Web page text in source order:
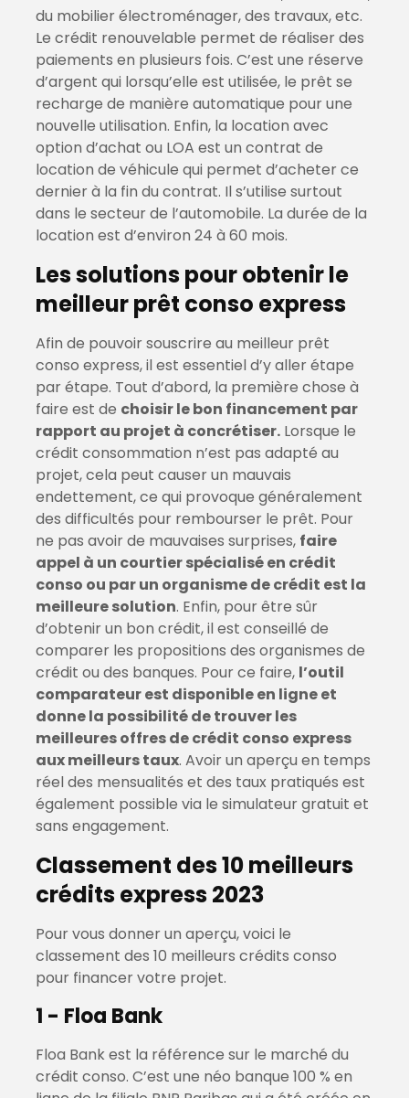
du mobilier électroménager, des travaux, etc.
Le crédit renouvelable permet de réaliser des
paiements en plusieurs fois. C’est une réserve
d’argent qui lorsqu’elle est utilisée, le prêt se
recharge de manière automatique pour une
nouvelle utilisation. Enfin, la location avec
option d’achat ou LOA est un contrat de
location de véhicule qui permet d’acheter ce
dernier à la fin du contrat. Il s’utilise surtout
dans le secteur de l’automobile. La durée de la
location est d’environ 24 à 60 mois.
Les solutions pour obtenir le
meilleur prêt conso express
Afin de pouvoir souscrire au meilleur prêt
conso express, il est essentiel d’y aller étape
par étape. Tout d’abord, la première chose à
faire est de choisir le bon financement par
rapport au projet à concrétiser. Lorsque le
crédit consommation n’est pas adapté au
projet, cela peut causer un mauvais
endettement, ce qui provoque généralement
des difficultés pour rembourser le prêt. Pour
ne pas avoir de mauvaises surprises, faire
appel à un courtier spécialisé en crédit
conso ou par un organisme de crédit est la
meilleure solution. Enfin, pour être sûr
d’obtenir un bon crédit, il est conseillé de
comparer les propositions des organismes de
crédit ou des banques. Pour ce faire, l’outil
comparateur est disponible en ligne et
donne la possibilité de trouver les
meilleures offres de crédit conso express
aux meilleurs taux. Avoir un aperçu en temps
réel des mensualités et des taux pratiqués est
également possible via le simulateur gratuit et
sans engagement.
Classement des 10 meilleurs
crédits express 2023
Pour vous donner un aperçu, voici le
classement des 10 meilleurs crédits conso
pour financer votre projet.
1 - Floa Bank
Floa Bank est la référence sur le marché du
crédit conso. C’est une néo banque 100 % en